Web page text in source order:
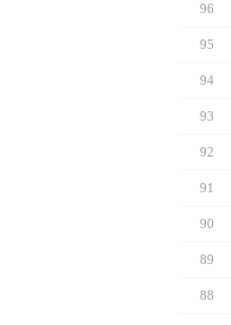
96
95
94
93
92
91
90
89
88